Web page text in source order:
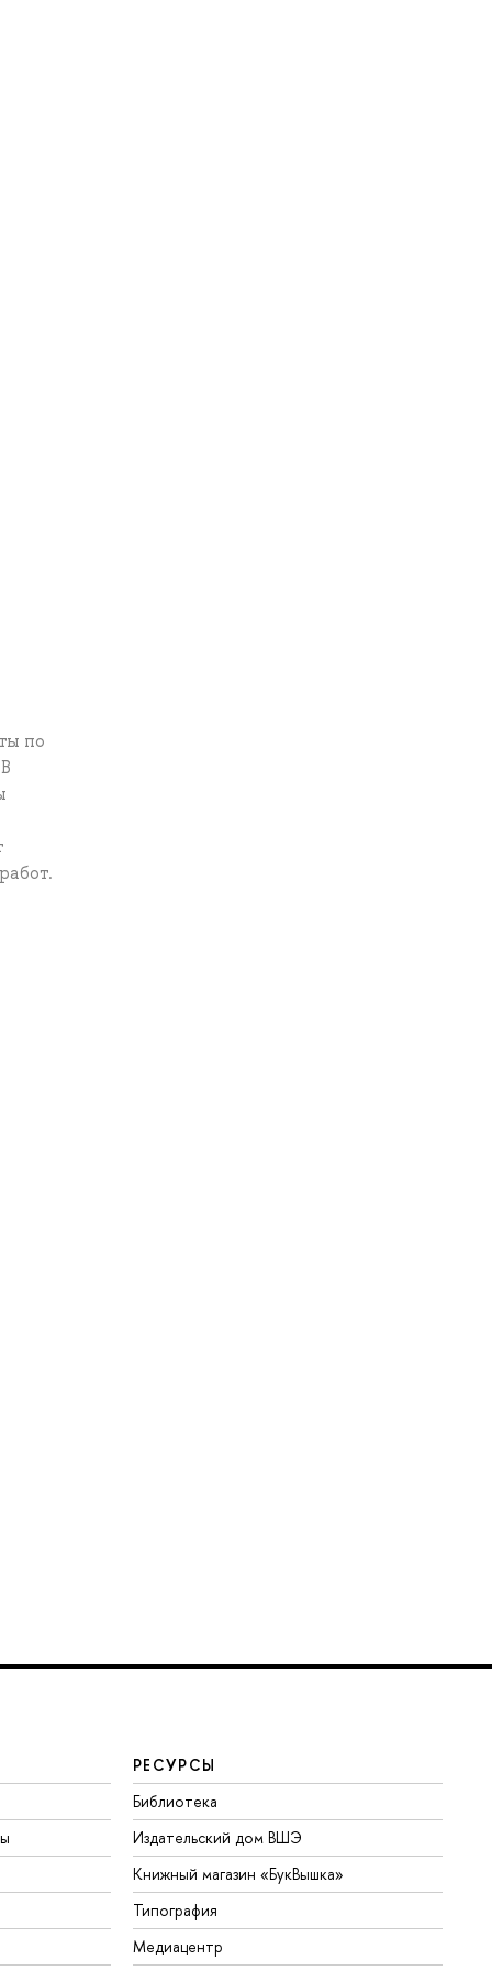
по
РЕСУРСЫ
Библиотека
Издательский дом ВШЭ
Книжный магазин «БукВышка»
Типография
Медиацентр